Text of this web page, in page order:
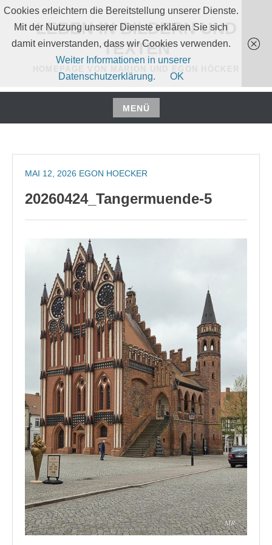
Zum
Inhalt
springen
LEBEN IN BILDERN UND
TEXTEN
MENÜ
Zum
springen
MAI 12, 2026 EGON HOECKER
20260424_Tangermuende-5
Cookies erleichtern die Bereitstellung unserer Dienste.
Mit der Nutzung unserer Dienste erklären Sie sich
damit einverstanden, dass wir Cookies verwenden.
Weiter Informationen in unserer
Datenschutzerklärung.
OK